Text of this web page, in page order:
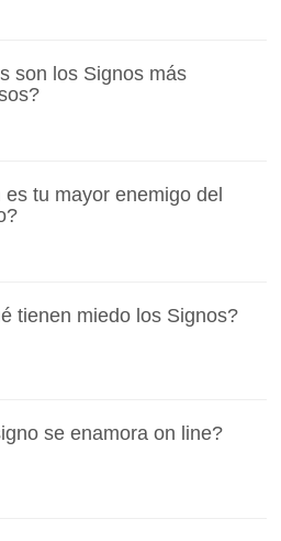
son los Signos más
es tu mayor enemigo del
tienen miedo los Signos?
se enamora on line?